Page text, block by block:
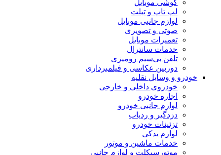
گوشی موبایل
لپ تاپ و تبلت
لوازم جانبی موبایل
صوتی و تصویری
تعمیرات موبایل
خدمات سانترال
تلفن بی‌سیم رومیزی
دوربین عکاسی و فیلمبرداری
خودرو و وسایل نقلیه
خودروی داخلی و خارجی
اجاره خودرو
لوازم جانبی خودرو
دزدگیر و ردیاب
تزئینات خودرو
لوازم یدکی
خدمات ماشین و موتور
موتورسیکلت و لوازم جانبی